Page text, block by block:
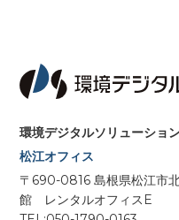
環境デジタルソリューショ
松江オフィス
〒690-0816 島根県松江市
館 レンタルオフィスE